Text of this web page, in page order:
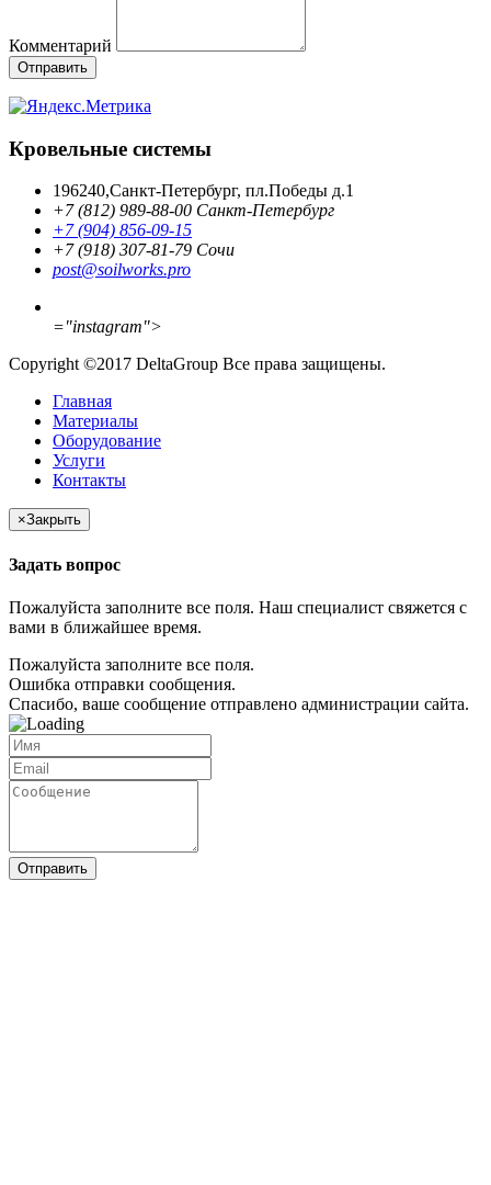
Комментарий
Кровельные системы
196240,Санкт-Петербург, пл.Победы д.1
+7 (812) 989-88-00 Санкт-Петербург
+7 (904) 856-09-15
+7 (918) 307-81-79 Сочи
post@soilworks.pro
="instagram">
Copyright ©2017 DeltaGroup Все права защищены.
Главная
Материалы
Оборудование
Услуги
Контакты
×Закрыть
Задать вопрос
Пожалуйста заполните все поля. Наш специалист свяжется с
вами в ближайшее время.
Пожалуйста заполните все поля.
Ошибка отправки сообщения.
Спасибо, ваше сообщение отправлено администрации сайта.
Отправить